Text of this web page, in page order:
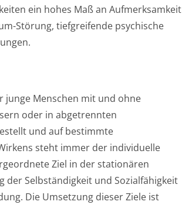
ein hohes Maß an Aufmerksamkeit
Störung, tiefgreifende psychische
junge Menschen mit und ohne
oder in abgetrennten
und auf bestimmte
steht immer der individuelle
Ziel in der stationären
Selbständigkeit und Sozialfähigkeit
Die Umsetzung dieser Ziele ist